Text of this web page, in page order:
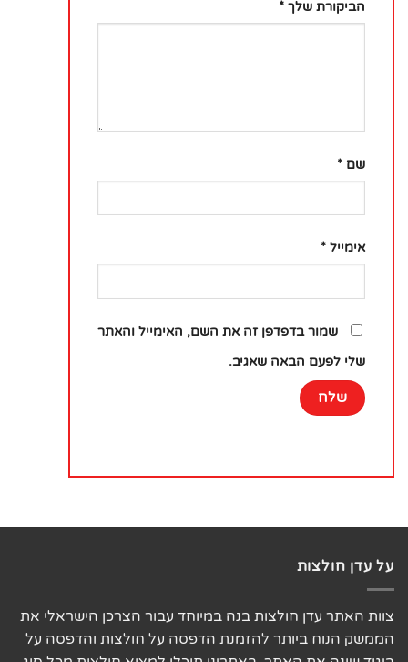
הביקורת שלך *
שם *
אימייל *
שמור בדפדפן זה את השם, האימייל והאתר
שלי לפעם הבאה שאגיב.
על עדן חולצות
צוות האתר עדן חולצות בנה במיוחד עבור הצרכן הישראלי את
הממשק הנוח ביותר להזמנת הדפסה על חולצות והדפסה על